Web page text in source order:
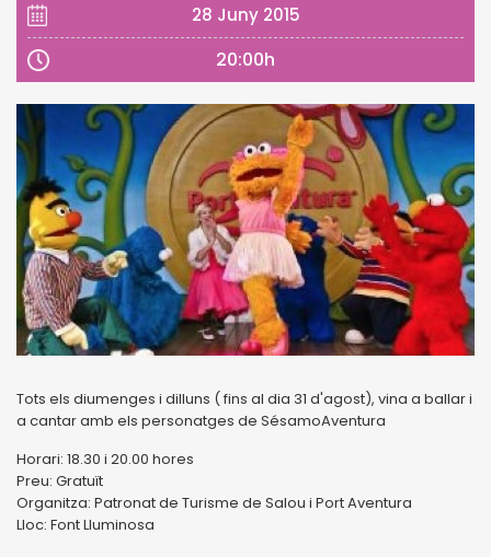
28 Juny 2015
20:00h
Tots els diumenges i dilluns ( fins al dia 31 d'agost), vina a ballar i
a cantar amb els personatges de SésamoAventura
Horari: 18.30 i 20.00 hores
Preu: Gratuït
Organitza: Patronat de Turisme de Salou i Port Aventura
Lloc: Font Lluminosa